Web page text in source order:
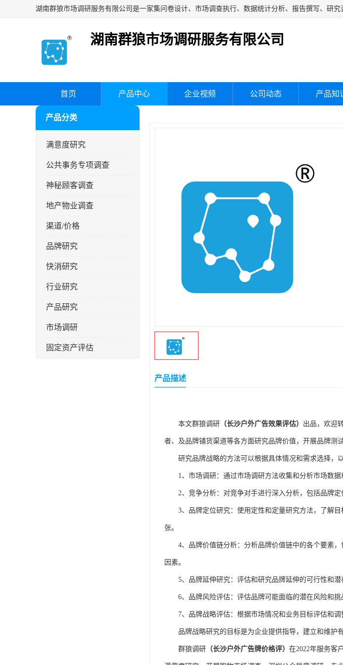
湖南群狼市场调研服务有限公司
首页 产品中心 企业视频 公司动态 产品知
产品分类
满意度研究
公共事务专项调查
神秘顾客调查
地产物业调查
渠道/价格
品牌研究
快消研究
行业研究
产品研究
市场调研
固定资产评估
产品描述
本文群狼调研 （长沙户外广告效果评估） 出品，欢迎
者、及品牌铺货渠道等各方面研究品牌价值，开展品牌测
研究品牌战略的方法可以根据具体情况和需求选择，
1、 市场调研：通过市场调研方法收集和分析市场数
2、 竞争分析：对竞争对手进行深入分析，包括品牌
3、 品牌定位研究：使用定性和定量研究方法，了解
张。
4、 品牌价值链分析：分析品牌价值链中的各个要素
因素。
5、 品牌延伸研究：评估和研究品牌延伸的可行性和
6、 品牌风险评估：评估品牌可能面临的潜在风险和
7、 品牌战略评估：根据市场情况和业务目标评估和
品牌战略研究的目标是为企业提供指导，建立和维护
群狼调研 （长沙户外广告牌价格评） 在2022年服务客